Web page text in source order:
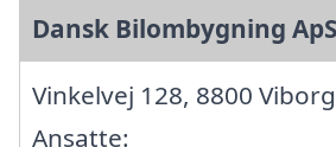
Dansk Bilombygning ApS
Vinkelvej 128, 8800 Viborg
Ansatte: